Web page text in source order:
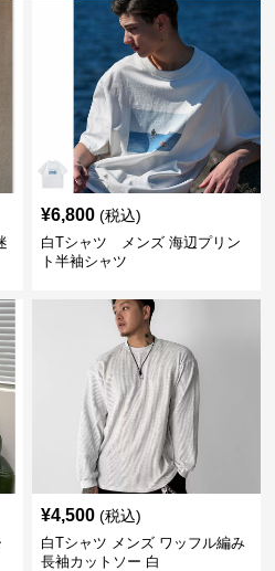
¥6,800 (税込)
白Tシャツ メンズ 海辺プリン
ト半袖シャツ
¥4,500 (税込)
白Tシャツ メンズ ワッフル編み
長袖カットソー 白